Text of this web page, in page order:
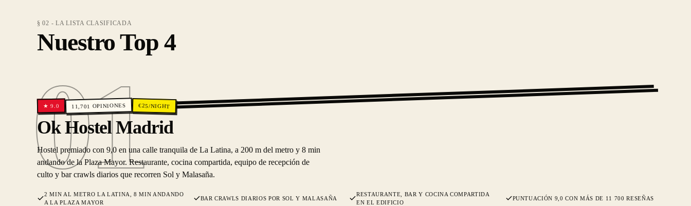
§ 02 - LA LISTA CLASIFICADA
Nuestro Top 4
01
01
★9.0 11,701 OPINIONES €25/NIGHT
Ok Hostel Madrid
Hostel premiado con 9,0 en una calle tranquila de La Latina, a 200 m del metro y 8 min
andando de la Plaza Mayor. Restaurante, cocina compartida, equipo de recepción de
culto y bar crawls diarios que recorren Sol y Malasaña.
2 MIN AL METRO LA LATINA, 8 MIN ANDANDO
A LA PLAZA MAYOR
BAR CRAWLS DIARIOS POR SOL Y MALASAÑA
RESTAURANTE, BAR Y COCINA COMPARTIDA
EN EL EDIFICIO
PUNTUACIÓN 9,0 CON MÁS DE 11 700 RESEÑAS